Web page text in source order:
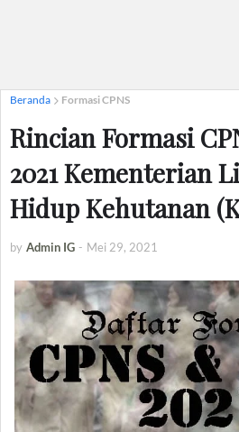
Beranda Formasi CPNS
Rincian Formasi
2021 Kementerian
Hidup Kehutanan
by Admin IG - Mei 29, 2021